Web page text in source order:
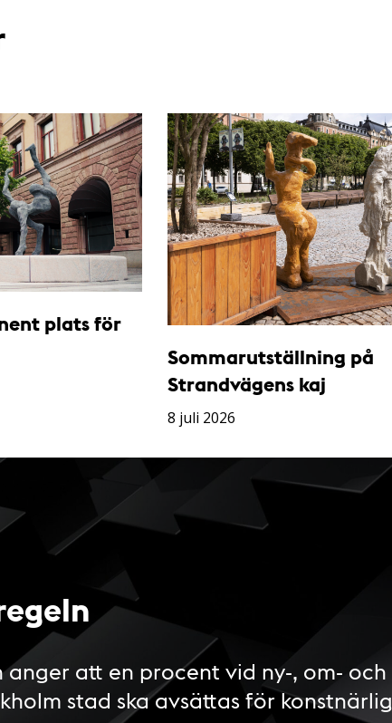
plats för
Sommarutställning på
Strandvägens kaj
8 juli 2026
anger att en procent vid ny-, om- och
stad ska avsättas för konstnärlig